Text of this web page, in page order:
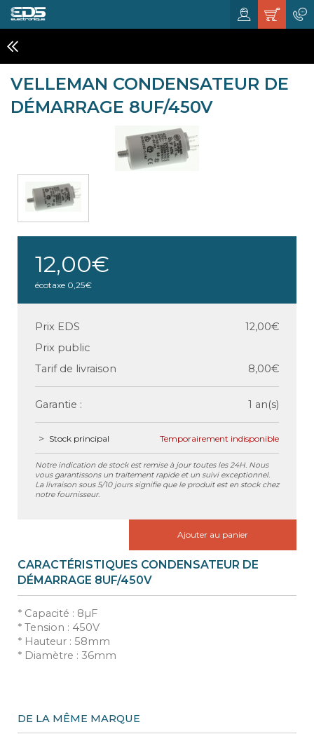
VELLEMAN CONDENSATEUR DE
DÉMARRAGE 8UF/450V
12,00€
écotaxe 0,25€
Prix EDS
12,00€
Prix public
Tarif de livraison
8,00€
Garantie : 1 an(s)
Stock principal Temporairement indisponible
Notre indication de stock est remise à jour toutes les 24H. Nous
vous garantissons un traitement rapide et un suivi exceptionnel.
La livraison sous 5/10 jours signifie que le produit est en stock chez
notre fournisseur.
Ajouter au panier
CARACTÉRISTIQUES CONDENSATEUR DE
DÉMARRAGE 8UF/450V
* Capacité : 8µF
* Tension : 450V
* Hauteur : 58mm
* Diamètre : 36mm
DE LA MÊME MARQUE